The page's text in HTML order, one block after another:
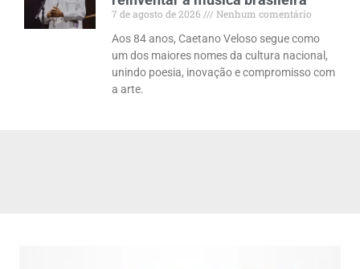
7 de agosto de 2026
Nenhum comentário
Aos 84 anos, Caetano Veloso segue como
um dos maiores nomes da cultura nacional,
unindo poesia, inovação e compromisso com
a arte.